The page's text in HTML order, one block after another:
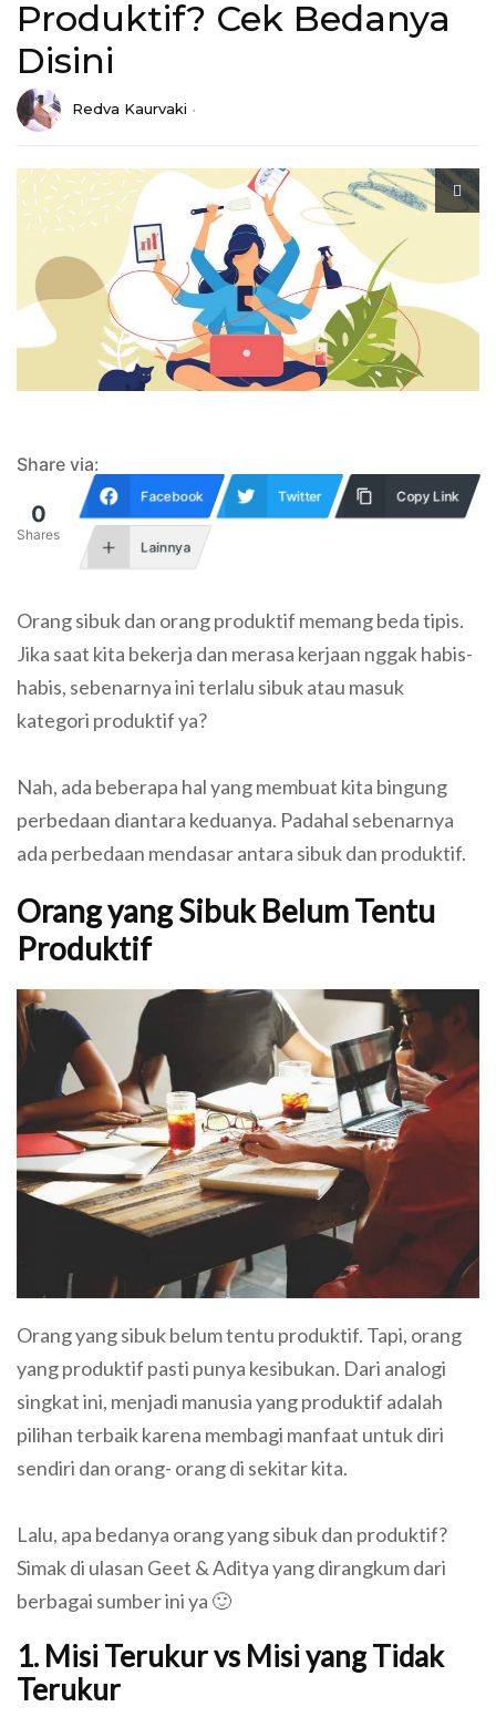
Produktif? Cek Bedanya
Disini
Redva Kaurvaki
Share via:
0
Shares
Facebook Twitter Copy Link
Lainnya
Orang sibuk dan orang produktif memang beda tipis.
Jika saat kita bekerja dan merasa kerjaan nggak habis-
habis, sebenarnya ini terlalu sibuk atau masuk
kategori produktif ya?
Nah, ada beberapa hal yang membuat kita bingung
perbedaan diantara keduanya. Padahal sebenarnya
ada perbedaan mendasar antara sibuk dan produktif.
Orang yang Sibuk Belum Tentu
Produktif
Orang yang sibuk belum tentu produktif. Tapi, orang
yang produktif pasti punya kesibukan. Dari analogi
singkat ini, menjadi manusia yang produktif adalah
pilihan terbaik karena membagi manfaat untuk diri
sendiri dan orang- orang di sekitar kita.
Lalu, apa bedanya orang yang sibuk dan produktif?
Simak di ulasan Geet & Aditya yang dirangkum dari
berbagai sumber ini ya 🙂
1. Misi Terukur vs Misi yang Tidak
Terukur